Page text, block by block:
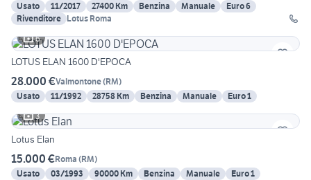
Usato
11/2017 27400 Km Benzina Manuale
Euro 6
Rivenditore Lotus Roma
6
LOTUS ELAN 1600 D'EPOCA
28.000 €Valmontone(RM)
Usato
11/1992 28758 Km Benzina Manuale
Euro 1
3
Lotus Elan
15.000 €Roma (RM)
Usato
03/1993 90000 Km Benzina Manuale Euro 1